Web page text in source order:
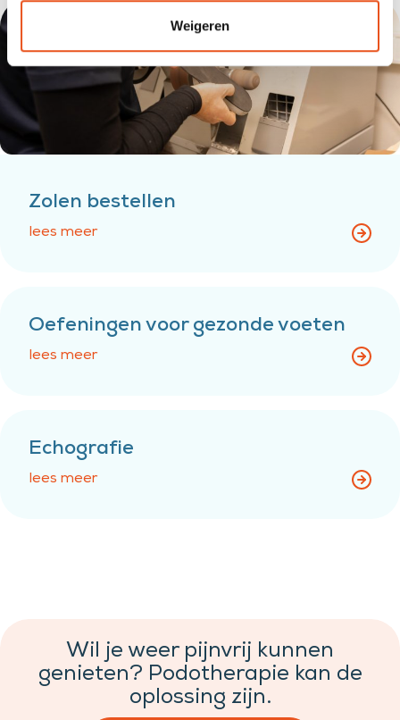
Weigeren
Zolen bestellen
lees meer
Oefeningen voor gezonde voeten
lees meer
Echografie
lees meer
Wil je weer pijnvrij kunnen
genieten? Podotherapie kan de
oplossing zijn.